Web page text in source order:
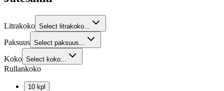
Litrakoko Select litrakoko...
Paksuus Select paksuus...
Koko Select koko...
Rullankoko
10 kpl